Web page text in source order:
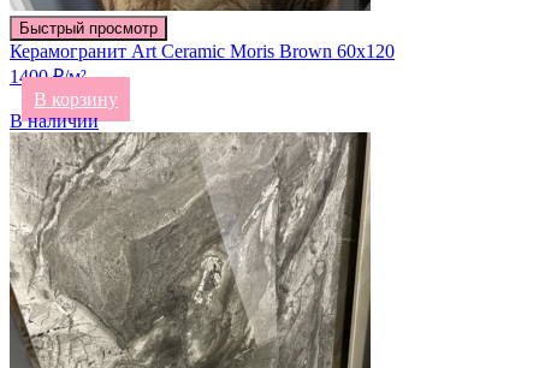
Быстрый просмотр
Керамогранит Art Ceramic Moris Brown 60х120
1400 ₽/м²
В корзину
В наличии